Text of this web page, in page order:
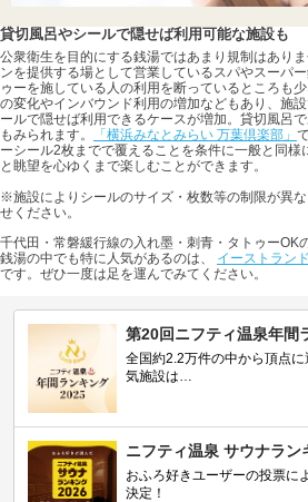
貸切風呂やシールで隠せば利用可能な施設も
公衆衛生を目的にする銭湯ではあまり規制はあり
ンを提供する場として営業しているスパやスーパ
ゥーを施している人の利用を断っているところも
の変化やインバウンド利用の増加などもあり、施
ールで隠せば利用できるケースが増加。貸切風呂
もみられます。
「横浜みなとみらい 万葉倶楽部」
ーシール2枚までで覆えることを条件に一般と同
と眺望を心ゆくまで楽しむことができます。
※施設によりシールのサイズ・枚数等の制限が異
せください。
千代田・常磐緩行線の入れ墨・刺青・タトゥーOK
銭湯の中でも特に人気があるのは、 イーストランド
です。ぜひ一度は足を運んでみてください。
第20回ニフティ温泉年間
全国約2.2万件の中から頂点
気施設は…
ニフティ温泉 サウナラン
おふろ好きユーザーの投票に
決定！